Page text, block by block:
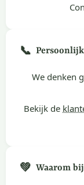
📞
We denken
Bekijk de
💚 Waarom